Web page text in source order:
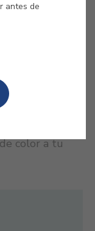
nos transportan
todos
color a tu
antes de